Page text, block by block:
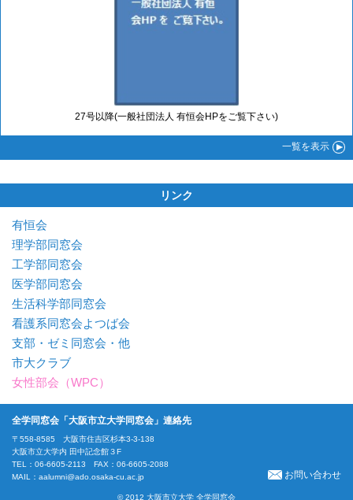
27号以降(一般社団法人 有恒会HPをご覧下さい)
一覧を表示
リンク
有恒会
理学部同窓会
工学部同窓会
医学部同窓会
生活科学部同窓会
看護系同窓会よつば会
支部・ゼミ同窓会・他
市大クラブ
女性部会（WPC）
全学同窓会「大阪市立大学同窓会」連絡先
〒558-8585 大阪市住吉区杉本3-3-138
大阪市立大学内 田中記念館３F
TEL：06-6605-2113 FAX：06-6605-2088
MAIL： aalumni@ado.osaka-cu.ac.jp お問い合わせ
© 2012 大阪市立大学 全学同窓会